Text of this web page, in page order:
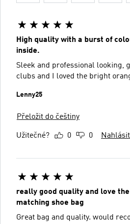
High quality with a burst of
inside.
Sleek and professional looking,
clubs and I loved the bright
Lenny25
Přeložit do češtiny
Užitečné? 0 0
really good quality and love the
matching shoe bag
Great bag and quality. would